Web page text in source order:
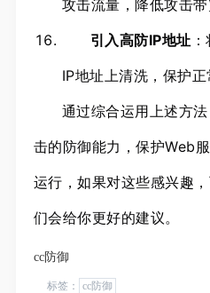
攻击流量，降低攻击带
引入高防IP地址
IP地址上清洗，保护正
通过综合运用上述方
击的防御能力，保护Web
运行，如果对这些感兴趣
们会给你更好的建议。
cc防御
标签： cc防御